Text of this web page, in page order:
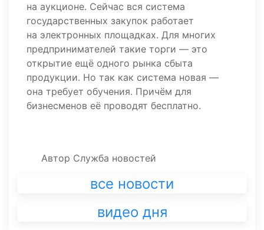
на аукционе. Сейчас вся система
государственных закупок работает
на электронных площадках. Для многих
предпринимателей такие торги — это
открытие ещё одного рынка сбыта
продукции. Но так как система новая —
она требует обучения. Причём для
бизнесменов её проводят бесплатно.
Автор Служба новостей
все новости
видео дня